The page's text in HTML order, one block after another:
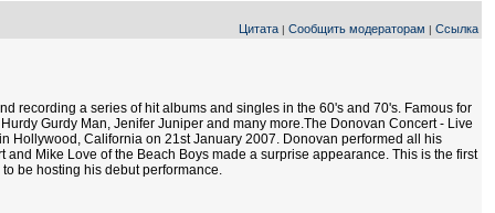
Цитата | Сообщить модераторам | Ссылка
recording a series of hit albums and singles in the 60's and 70's. Famous for
Gurdy Man, Jenifer Juniper and many more.The Donovan Concert - Live
Hollywood, California on 21st January 2007. Donovan performed all his
Mike Love of the Beach Boys made a surprise appearance. This is the first
be hosting his debut performance.